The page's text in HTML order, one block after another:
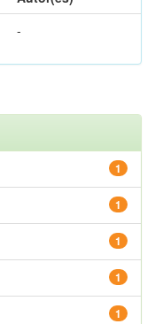
-
1
1
1
1
1